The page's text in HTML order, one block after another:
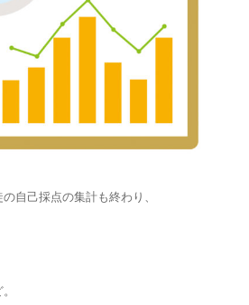
自己採点の集計も終わり、